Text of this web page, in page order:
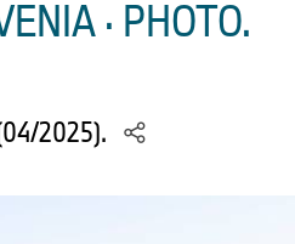
· PHOTO.
2025).